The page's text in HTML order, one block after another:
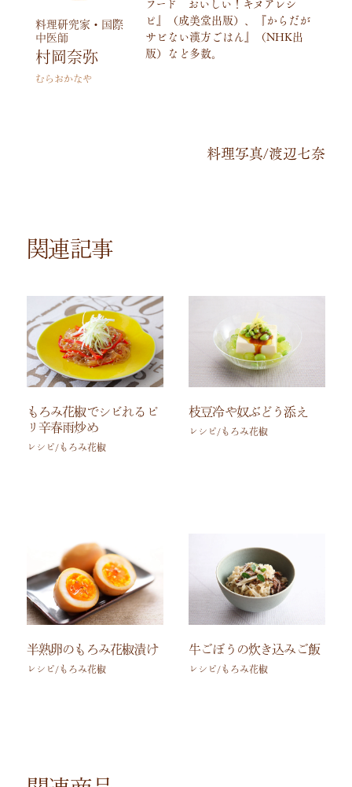
料理研究家・国際
中医師
村岡奈弥
むらおかなや
ピ』（成美堂出版）、『からだが
サビない漢方ごはん』（NHK出
版）など多数。
料理写真/渡辺七奈
関連記事
もろみ花椒でシビれるピ
リ辛春雨炒め
レシピ/もろみ花椒
枝豆冷や奴ぶどう添え
レシピ/もろみ花椒
半熟卵のもろみ花椒漬け
レシピ/もろみ花椒
牛ごぼうの炊き込みご飯
レシピ/もろみ花椒